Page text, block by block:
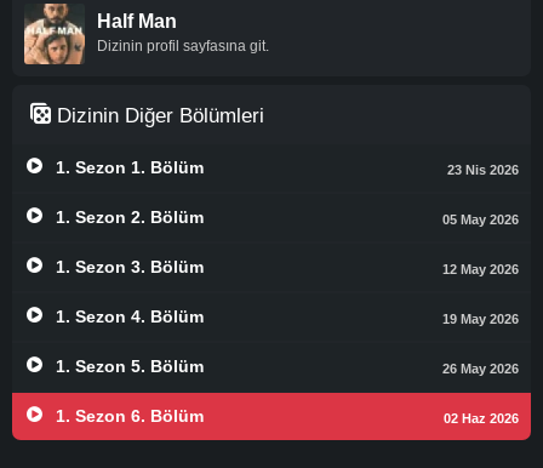
Half Man
Dizinin profil sayfasına git.
Dizinin Diğer Bölümleri
1. Sezon 1. Bölüm 23 Nis 2026
1. Sezon 2. Bölüm 05 May 2026
1. Sezon 3. Bölüm 12 May 2026
1. Sezon 4. Bölüm 19 May 2026
1. Sezon 5. Bölüm 26 May 2026
1. Sezon 6. Bölüm 02 Haz 2026